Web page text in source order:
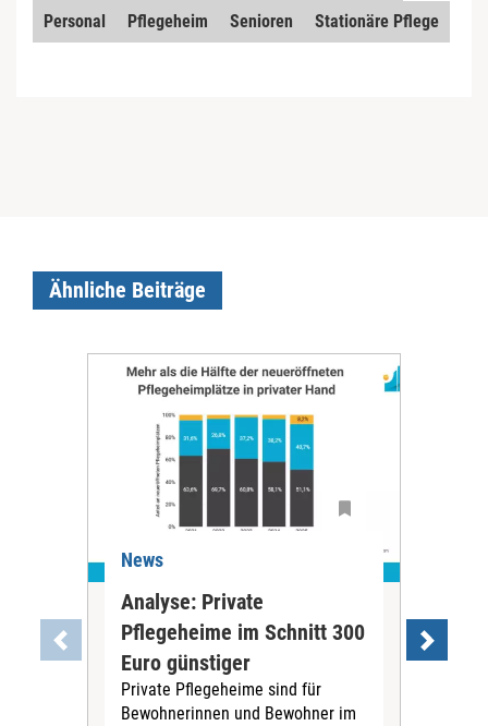
Personal
Pflegeheim Senioren Stationäre Pflege
Ähnliche Beiträge
News
Analyse: Private
Pflegeheime im Schnitt 300
Euro günstiger
Private Pflegeheime sind für
Bewohnerinnen und Bewohner im